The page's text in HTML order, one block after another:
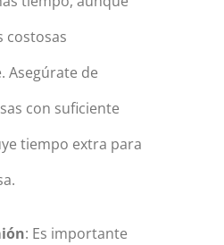
costosas
Asegúrate de
con suficiente
tiempo extra para
: Es importante